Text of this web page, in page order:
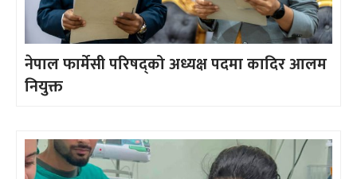
नेपाल फार्मेसी परिषद्को अध्यक्ष पदमा कादिर आलम
नियुक्त